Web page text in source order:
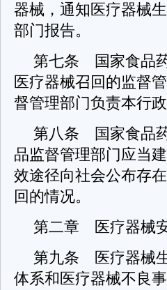
器械，通知医疗器械
部门报告。
第七条 国家食品
医疗器械召回的监督
督管理部门负责本行
第八条 国家食品
品监督管理部门应当
效途径向社会公布存
回的情况。
第二章 医疗器械
第九条 医疗器械
体系和医疗器械不良